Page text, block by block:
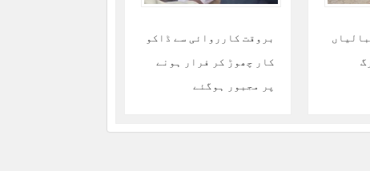
بروقت کارروائی سے ڈاکو
کار چھوڑ کر فرار ہونے
پر مجبور ہوگئے
ب انبالیاں